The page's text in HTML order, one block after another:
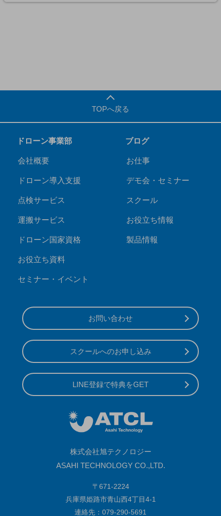
TOPへ戻る
ドローン事業部
会社概要
ドローン導入支援
点検サービス
運搬サービス
ドローン国家資格
お役立ち資料
セミナー・イベント
ブログ
お仕事
デモ会・セミナー
スクール
お役立ち情報
製品情報
お問い合わせ
スクールへのお申し込み
LINE登録で特典をGET
株式会社旭テクノロジー
ASAHI TECHNOLOGY CO.,LTD.
〒671-2224
兵庫県姫路市青山西4丁目4-1
連絡先：079-290-5691